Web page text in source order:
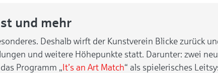
und mehr
Deshalb wirft der Kunstverein Blicke zurück
und weitere Höhepunkte statt. Darunter: zwei
Programm „ It’s an Art Match“ als spielerisches